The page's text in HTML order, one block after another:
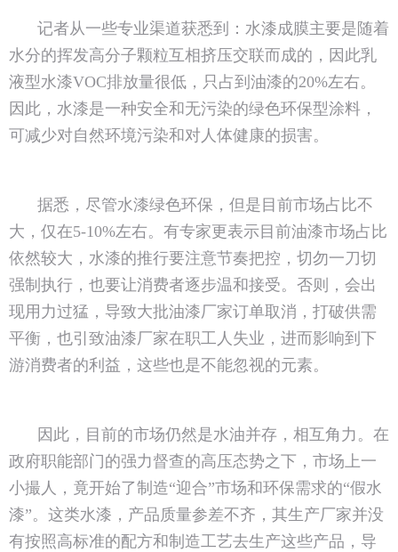
记者从一些专业渠道获悉到：水漆成膜主要是随着
水分的挥发高分子颗粒互相挤压交联而成的，因此乳
液型水漆VOC排放量很低，只占到油漆的20%左右。
因此，水漆是一种安全和无污染的绿色环保型涂料，
可减少对自然环境污染和对人体健康的损害。
据悉，尽管水漆绿色环保，但是目前市场占比不
大，仅在5-10%左右。有专家更表示目前油漆市场占比
依然较大，水漆的推行要注意节奏把控，切勿一刀切
强制执行，也要让消费者逐步温和接受。否则，会出
现用力过猛，导致大批油漆厂家订单取消，打破供需
平衡，也引致油漆厂家在职工人失业，进而影响到下
游消费者的利益，这些也是不能忽视的元素。
因此，目前的市场仍然是水油并存，相互角力。在
政府职能部门的强力督查的高压态势之下，市场上一
小撮人，竟开始了制造“迎合”市场和环保需求的“假水
漆”。这类水漆，产品质量参差不齐，其生产厂家并没
有按照高标准的配方和制造工艺去生产这些产品，导